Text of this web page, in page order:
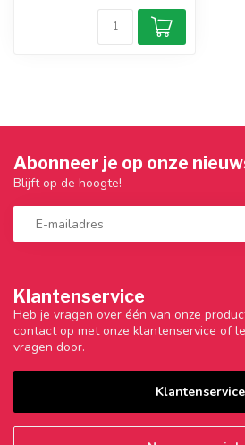
Klantenservice
Heb je vragen over één van onze
contact op met onze klantenservice of
vragen door.
Klantenservice
Abonneer je op onze
Blijft op de hoogte!